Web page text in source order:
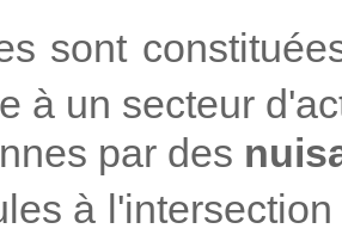
sont
à un secteur
par des
à